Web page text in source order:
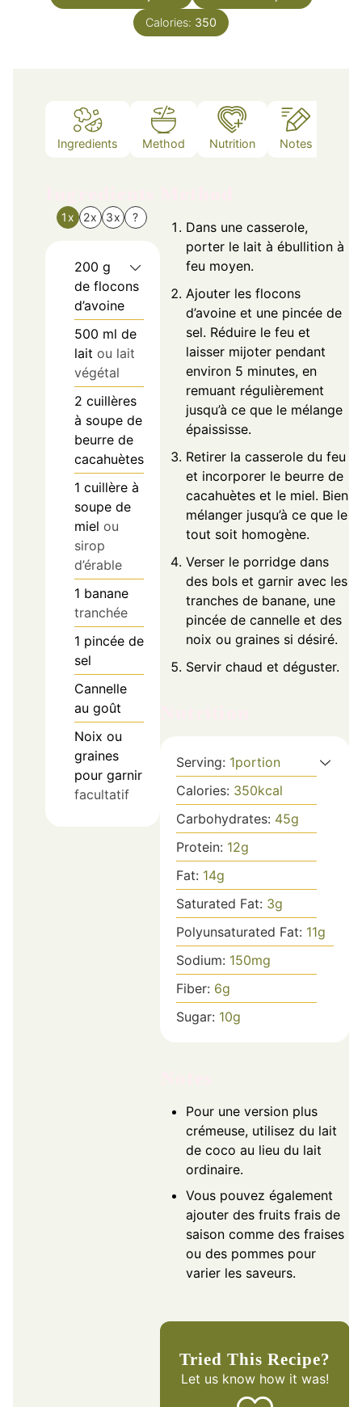
Calories: 350
Ingredients Method Nutrition Notes
1x 2x 3x ?
200 g
de flocons
d’avoine
500 ml de
lait ou lait
végétal
2 cuillères
à soupe de
beurre de
cacahuètes
1 cuillère à
soupe de
miel ou
sirop
d’érable
1 banane
tranchée
1 pincée de
sel
Cannelle
au goût
Noix ou
graines
pour garnir
facultatif
Dans une casserole,
porter le lait à ébullition à
feu moyen.
Ajouter les flocons
d’avoine et une pincée de
sel. Réduire le feu et
laisser mijoter pendant
environ 5 minutes, en
remuant régulièrement
jusqu’à ce que le mélange
épaississe.
Retirer la casserole du feu
et incorporer le beurre de
cacahuètes et le miel. Bien
mélanger jusqu’à ce que le
tout soit homogène.
Verser le porridge dans
des bols et garnir avec les
tranches de banane, une
pincée de cannelle et des
noix ou graines si désiré.
Servir chaud et déguster.
Serving: 1portion
Calories: 350kcal
Carbohydrates: 45g
Protein: 12g
Fat: 14g
Saturated Fat: 3g
Polyunsaturated Fat: 11g
Sodium: 150mg
Fiber: 6g
Sugar: 10g
Pour une version plus
crémeuse, utilisez du lait
de coco au lieu du lait
ordinaire.
Vous pouvez également
ajouter des fruits frais de
saison comme des fraises
ou des pommes pour
varier les saveurs.
Tried This Recipe?
Let us knowhow it was!